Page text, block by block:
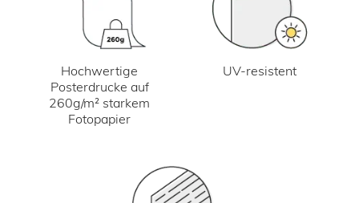
Hochwertige
Posterdrucke auf
260g/m² starkem
Fotopapier
UV-resistent